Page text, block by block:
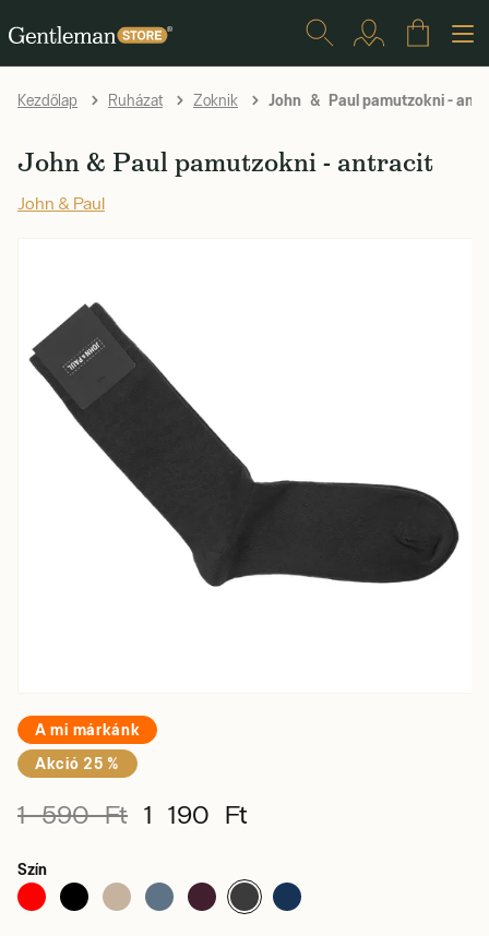
Kezdőlap Ruházat Zoknik John & Paul pamutzokni -
John & Paul pamutzokni - antracit
John & Paul
A mi márkánk
Akció 25 %
1 590 Ft 1 190 Ft
Szín